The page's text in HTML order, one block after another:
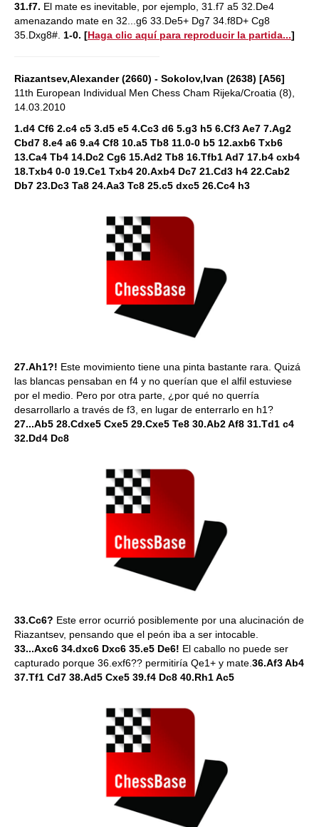
31.f7. El mate es inevitable, por ejemplo, 31.f7 a5 32.De4
amenazando mate en 32...g6 33.De5+ Dg7 34.f8D+ Cg8
35.Dxg8#. 1-0. [Haga clic aquí para reproducir la partida...]
Riazantsev,Alexander (2660) - Sokolov,Ivan (2638) [A56]
11th European Individual Men Chess Cham Rijeka/Croatia (8),
14.03.2010
1.d4 Cf6 2.c4 c5 3.d5 e5 4.Cc3 d6 5.g3 h5 6.Cf3 Ae7 7.Ag2
Cbd7 8.e4 a6 9.a4 Cf8 10.a5 Tb8 11.0-0 b5 12.axb6 Txb6
13.Ca4 Tb4 14.Dc2 Cg6 15.Ad2 Tb8 16.Tfb1 Ad7 17.b4 cxb4
18.Txb4 0-0 19.Ce1 Txb4 20.Axb4 Dc7 21.Cd3 h4 22.Cab2
Db7 23.Dc3 Ta8 24.Aa3 Tc8 25.c5 dxc5 26.Cc4 h3
27.Ah1?! Este movimiento tiene una pinta bastante rara. Quizá
las blancas pensaban en f4 y no querían que el alfil estuviese
por el medio. Pero por otra parte, ¿por qué no querría
desarrollarlo a través de f3, en lugar de enterrarlo en h1?
27...Ab5 28.Cdxe5 Cxe5 29.Cxe5 Te8 30.Ab2 Af8 31.Td1 c4
32.Dd4 Dc8
33.Cc6? Este error ocurrió posiblemente por una alucinación de
Riazantsev, pensando que el peón iba a ser intocable.
33...Axc6 34.dxc6 Dxc6 35.e5 De6! El caballo no puede ser
capturado porque 36.exf6?? permitiría Qe1+ y mate. 36.Af3 Ab4
37.Tf1 Cd7 38.Ad5 Cxe5 39.f4 Dc8 40.Rh1 Ac5